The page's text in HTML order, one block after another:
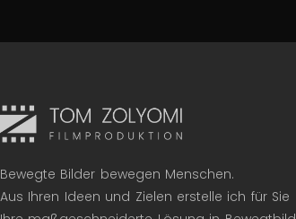
Bewegte Bilder bewegen Menschen.
Aus Ihren Ideen und Zielen erstelle ich für Sie